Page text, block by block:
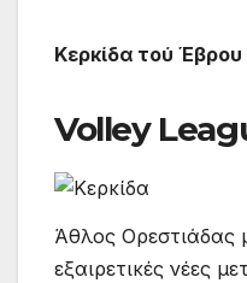
Κερκίδα τού Έβρου
Volley
Άθλος Ορεστιάδας
εξαιρετικές νέες